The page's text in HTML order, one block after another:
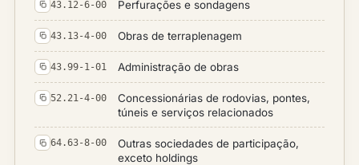
43.12-6-00 Perfurações e sondagens
43.13-4-00 Obras de terraplenagem
43.99-1-01 Administração de obras
52.21-4-00
Concessionárias de rodovias, pontes,
túneis e serviços relacionados
64.63-8-00
Outras sociedades de participação,
exceto holdings